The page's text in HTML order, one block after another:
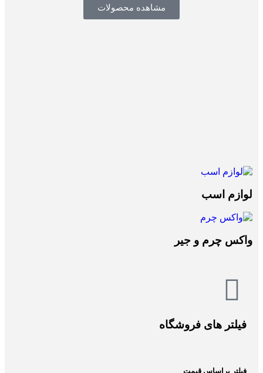
مشاهده محصولات
لوازم اسب
واکس چرم و جیر
فیلتر های فروشگاه
فیلتر براساس قیمت